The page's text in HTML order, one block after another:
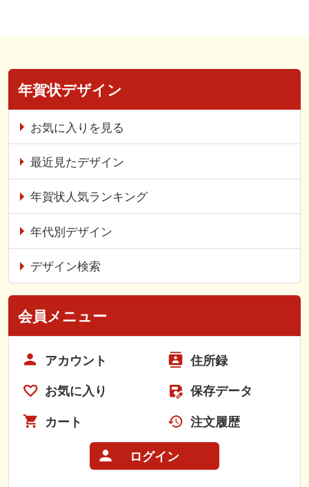
年賀状デザイン
お気に入りを見る
最近見たデザイン
年賀状人気ランキング
年代別デザイン
デザイン検索
会員メニュー
アカウント 住所録
お気に入り 保存データ
カート 注文履歴
ログイン